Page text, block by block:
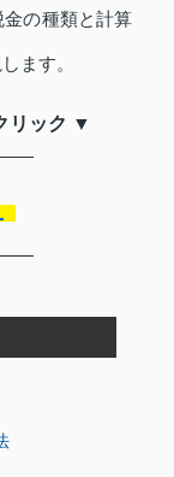
の種類と計算
ます。
リック ▼